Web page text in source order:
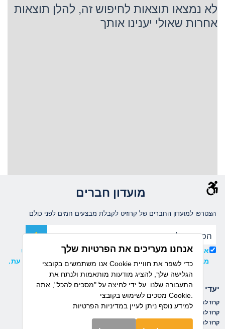
לא נמצאו תוצאות לחיפוש זה, להלן תוצאות
אחרות שאולי יענינו אותך
מועדון חברים
הצטרפו למועדון החברים של קרוזיט לקבלת מבצעים חמים לפני כולם
אני מאשר/ת קבלת עדכונים ומידע שיווקי ממועדון קרוזיט
מבית דיזנהאוז, וידוע לי כי ניתן להסיר את ההרשמה בכל עת.
יעדי הפלגה
קרוז לאיים הקאנריים
קרוז לאיים הקריביים
קרוז לאלסקה
קרוז לים התיכון
חברות שייט
אנחנו מעריכים את הפרטיות שלך
אנו משתמשים בקובצי Cookie כדי לשפר את חוויית
הגלישה שלך, להציג מודעות מותאמות ולנתח את
התעבורה שלנו. על ידי לחיצה על "מסכים להכל", אתה
מסכים לשימוש בקובצי Cookie.
למידע נוסף ניתן לעייןבמדיניות הפרטיות